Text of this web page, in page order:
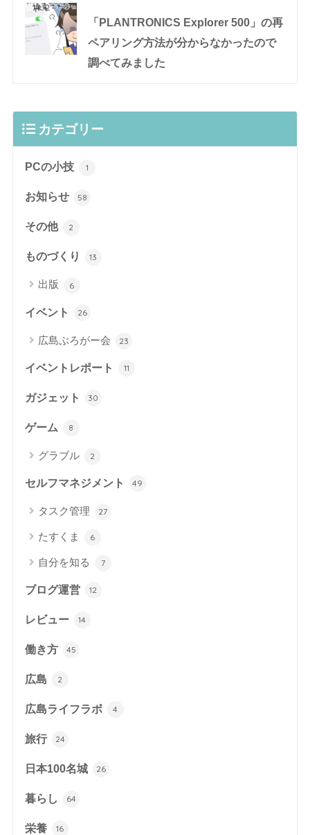
「PLANTRONICS Explorer 500」の再
ペアリング方法が分からなかったので
調べてみました
カテゴリー
PCの小技 1
お知らせ 58
その他 2
ものづくり 13
出版 6
イベント 26
広島ぶろがー会 23
イベントレポート 11
ガジェット 30
ゲーム 8
グラブル 2
セルフマネジメント 49
タスク管理 27
たすくま 6
自分を知る 7
ブログ運営 12
レビュー 14
働き方 45
広島 2
広島ライフラボ 4
旅行 24
日本100名城 26
暮らし 64
栄養 16